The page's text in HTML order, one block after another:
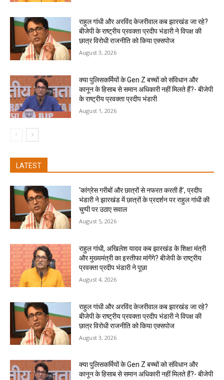
राहुल गांधी और अरविंद केजरीवाल कब झारखंड जा रहे?
बीजेपी के राष्ट्रीय प्रवक्ता प्रदीप भंडारी ने विपक्ष की
छात्र विरोधी राजनीति को किया एक्सपोज
August 3, 2026
क्या पुलिसकर्मियों के Gen Z बच्चों को संविधान और
कानून के हिसाब से समान अधिकारी नहीं मिलते हैं?- बीजेपी
के राष्ट्रीय प्रवक्ता प्रदीप भंडारी
August 1, 2026
LATEST
‘कांग्रेस गरीबों और छात्रों से नफरत करती है’, प्रदीप
भंडारी ने झारखंड में छात्रों के प्रदर्शन पर राहुल गांधी की
चुप्पी पर उठाए सवाल
August 5, 2026
राहुल गांधी, अखिलेश यादव कब झारखंड के शिक्षा मंत्री
और मुख्यमंत्री का इस्तीफा मांगेंगे? बीजेपी के राष्ट्रीय
प्रवक्ता प्रदीप भंडारी ने पूछा
August 4, 2026
राहुल गांधी और अरविंद केजरीवाल कब झारखंड जा रहे?
बीजेपी के राष्ट्रीय प्रवक्ता प्रदीप भंडारी ने विपक्ष की
छात्र विरोधी राजनीति को किया एक्सपोज
August 3, 2026
क्या पुलिसकर्मियों के Gen Z बच्चों को संविधान और
कानून के हिसाब से समान अधिकारी नहीं मिलते हैं?- बीजेपी